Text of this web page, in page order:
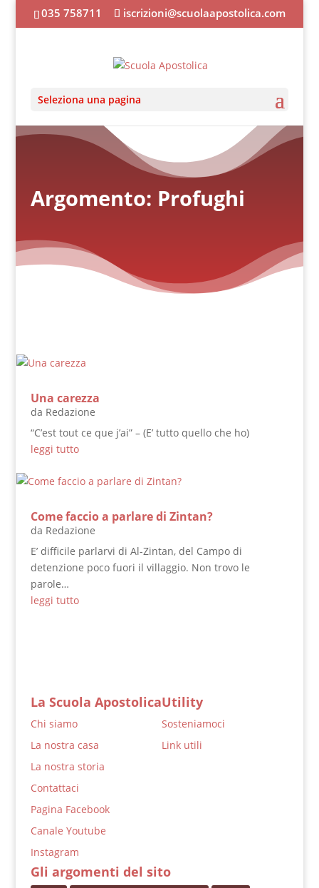
035 758711 iscrizioni@scuolaapostolica.com
Seleziona una pagina
Argomento: Profughi
Una carezza
da Redazione
“C’est tout ce que j’ai” – (E’ tutto quello che ho)
leggi tutto
Come faccio a parlare di Zintan?
da Redazione
E’ difficile parlarvi di Al-Zintan, del Campo di
detenzione poco fuori il villaggio. Non trovo le
parole…
leggi tutto
La Scuola Apostolica
Chi siamo
La nostra casa
La nostra storia
Contattaci
Pagina Facebook
Canale Youtube
Instagram
Utility
Sosteniamoci
Link utili
Gli argomenti del sito